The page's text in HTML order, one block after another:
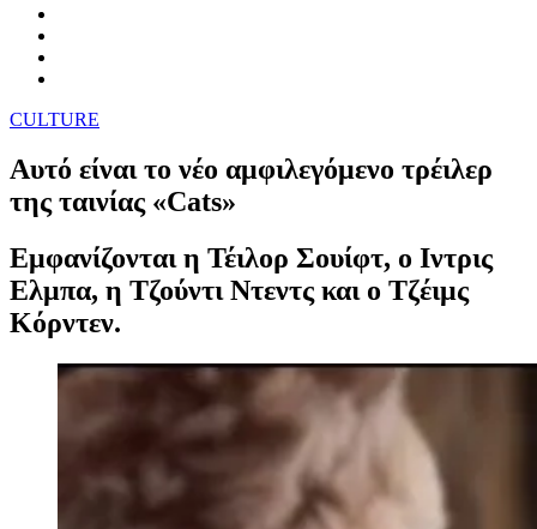
CULTURE
Αυτό είναι το νέο αμφιλεγόμενο τρέιλερ
της ταινίας «Cats»
Εμφανίζονται η Τέιλορ Σουίφτ, ο Ιντρις
Ελμπα, η Τζούντι Ντεντς και ο Τζέιμς
Κόρντεν.